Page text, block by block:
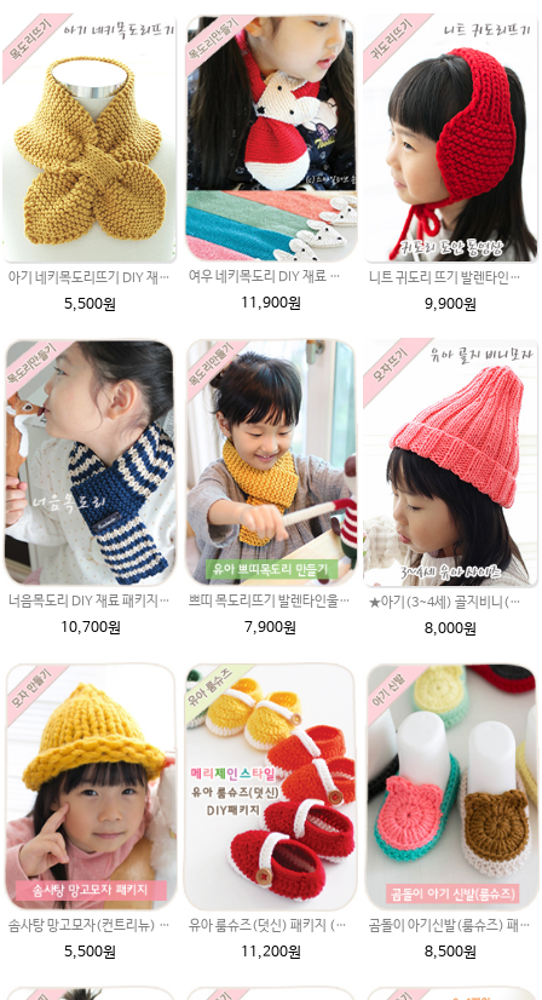
아기 네키목도리뜨기 DIY 재료 패키지/쁘띠목도리/너음 미니목도리/대바늘뜨기 /네키목도리만들기,네키목도리 도안,네키 목도리뜨기,아기목도리,아기목도리뜨기
5,500원
여우 네키목도리 DIY 재료 패키지/유아목도리뜨기/아기목도리뜨개질/부드러운 베이비뜨개실로 제작 된 태교 손뜨개
11,900원
니트 귀도리 뜨기 발렌타인울 털실 DIY 재료 패키지/귀도리 만들기/귀도리 도안 동영상 / 아기 여자 귀도리
9,900원
너음목도리 DIY 재료 패키지/가터뜨기 + 2코 고무단 목도리뜨기/아기목도리뜨개질/부드러운 베이비뜨개실로 제작 된 태교 손뜨개
10,700원
쁘띠 목도리뜨기 발렌타인울 DIY 재료 패키지/아기목도리뜨개질 미니목도리 굵은털실 김씨목도리 김씨목도리뜨기 가터뜨기/목도리만들기/아기목도리뜨기/뜨개질목도리
7,900원
★아기(3~4세) 골지비니(울라인) 모자뜨기 패키지 (골지 비니 모자도안 + 뜨개실 2타래),손뜨개모자,모자DIY,비니모자만들기,유아모자뜨기,아기모자뜨기,고무단뜨기모자,아기모자뜨개질,모자뜨개질
8,000원
솜사탕 망고모자(컨트리뉴) DIY 재료 패키지/아기모자뜨개질,루피망고모자뜨기 스타일,아기도로롱모자도안,아기도로롱모자,도로롱모자뜨기
5,500원
유아 룸슈즈(덧신) 패키지 (종이도안+ 에이미울 뜨개실 2타래)/태교뜨개질 취미뜨게질메리제인 룸슈즈 무료도안/아기덧신뜨기/덧신만들기 코바늘 덧신 도안/코바늘덧신도안/코바늘diy/아기털실 베이비실/무료도안 코바늘 덧신
11,200원
곰돌이 아기신발(룸슈즈) 패키지 (종이도안+ 울라인 45g 뜨개실 2타래)/태교취미뜨개질 뜨게질/코바늘룸슈즈/코바늘아기신발/코바늘신발/아기덧신뜨기/
8,500원